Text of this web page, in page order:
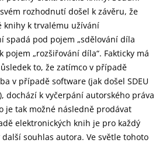
rozhodnutí došel k závěru, že
knihy k trvalému užívání
spadá pod pojem „sdělování díla
pojem „rozšiřování díla“. Fakticky má
to, že zatímco v případě
v případě software (jak došel SDEU
), dochází k vyčerpání autorského práva
je tak možné následně prodávat
elektronických knih je pro každý
souhlas autora. Ve světle tohoto